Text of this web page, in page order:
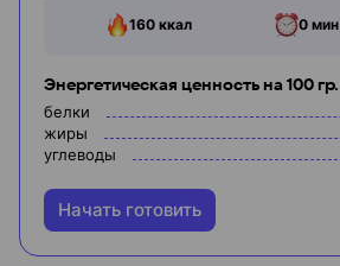
160ккал 0 мин
Энергетическая ценность на 100 гр.
белки
жиры
углеводы
Начать готовить